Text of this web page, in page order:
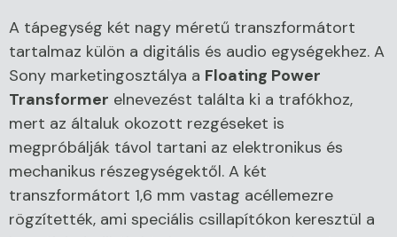
A tápegység két nagy méretű transzformátort
tartalmaz külön a digitális és audio egységekhez. A
Sony marketingosztálya a Floating Power
Transformer elnevezést találta ki a trafókhoz,
mert az általuk okozott rezgéseket is
megpróbálják távol tartani az elektronikus és
mechanikus részegységektől. A két
transzformátort 1,6 mm vastag acéllemezre
rögzítették, ami speciális csillapítókon keresztül a